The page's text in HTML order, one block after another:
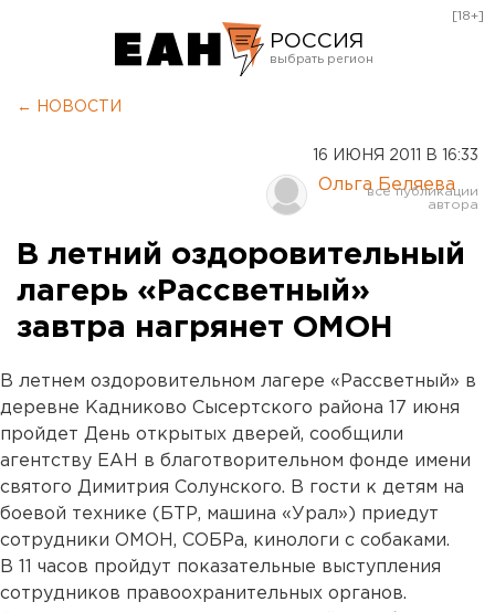
РОССИЯ
Курган
Оренбург
[18+]
← НОВОСТИ
16 ИЮНЯ 2011 В 16:33
Ольга Беляева
В летний оздоровительный
лагерь «Рассветный»
завтра нагрянет ОМОН
В летнем оздоровительном лагере «Рассветный» в
деревне Кадниково Сысертского района 17 июня
пройдет День открытых дверей, сообщили
агентству ЕАН в благотворительном фонде имени
святого Димитрия Солунского. В гости к детям на
боевой технике (БТР, машина «Урал») приедут
сотрудники ОМОН, СОБРа, кинологи с собаками.
В 11 часов пройдут показательные выступления
сотрудников правоохранительных органов.